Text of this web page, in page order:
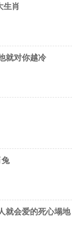
生肖
就对你越冷
兔
就会爱的死心塌地